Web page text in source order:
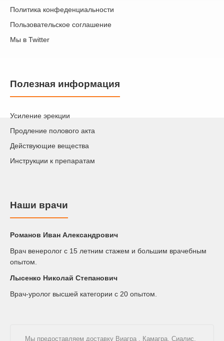
Политика конфеденциальности
Пользовательское соглашение
Мы в Twitter
Полезная информация
Усиление эрекции
Продление полового акта
Действующие вещества
Инструкции к препаратам
Наши врачи
Романов Иван Александрович
Врач венеролог с 15 летним стажем и большим врачебным
опытом.
Лысенко Николай Степанович
Врач-уролог высшей категории с 20 опытом.
Мы предоставляем доставку Виагра Камагра Сиалис